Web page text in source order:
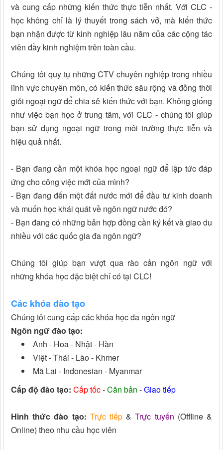
và cung cấp những kiến thức thực tiễn nhất. Với CLC -
học không chỉ là lý thuyết trong sách vở, mà kiến thức
bạn nhận được từ kinh nghiệp lâu năm của các cộng tác
viên đầy kinh nghiệm trên toàn cầu.
Chúng tôi quy tụ những CTV chuyên nghiệp trong nhiều
lĩnh vực chuyên môn, có kiến thức sâu rộng và đồng thời
giỏi ngoại ngữ để chia sẻ kiến thức với bạn. Không giống
như việc bạn học ở trung tâm, với CLC - chúng tôi giúp
bạn sử dụng ngoại ngữ trong môi trường thực tiễn và
hiệu quả nhất.
- Bạn đang cần một khóa học ngoại ngữ để lập tức đáp
ứng cho công việc mới của mình?
- Bạn đang đến một đất nước mới để đầu tư kinh doanh
và muốn học khái quát về ngôn ngữ nước đó?
- Bạn đang có những bản hợp đồng cần ký kết và giao du
nhiều với các quốc gia đa ngôn ngữ?
Chúng tôi giúp bạn vượt qua rào cản ngôn ngữ với
những khóa học đặc biệt chỉ có tại CLC!
Các khóa đào tạo
Chúng tôi cung cấp các khóa học đa ngôn ngữ
Ngôn ngữ đào tạo:
Anh - Hoa - Nhật - Hàn
Việt - Thái - Lào - Khmer
Mã Lai - Indonesian - Myanmar
Cấp độ đào tạo: Cấp tốc-Căn bản -Giao tiếp
Hình thức đào tạo: Trực tiếp &Trực tuyến (Offline &
Online) theo nhu cầu học viên